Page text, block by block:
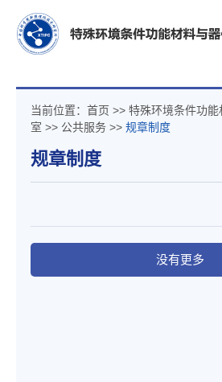
当前位置： 首页 >> 特殊环境条件功
室 >> 公共服务 >> 规章制度
规章制度
没有更多